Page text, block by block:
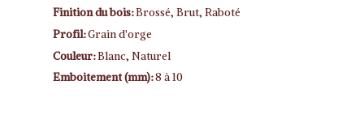
Finition du bois:Brossé, Brut, Raboté
Profil:Grain d'orge
Couleur:Blanc, Naturel
Emboitement (mm):8 à 10